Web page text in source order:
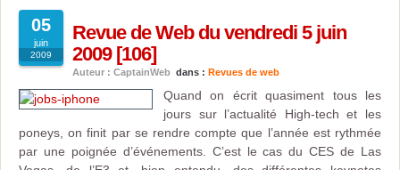
05
juin
2009
Revue de Web du vendredi 5 juin
2009 [106]
Auteur : CaptainWeb dans : Revues de web
Quand on écrit quasiment tous les
jours sur l’actualité High-tech et les
poneys, on finit par se rendre compte que l’année est rythmée
par une poignée d’événements. C’est le cas du CES de Las